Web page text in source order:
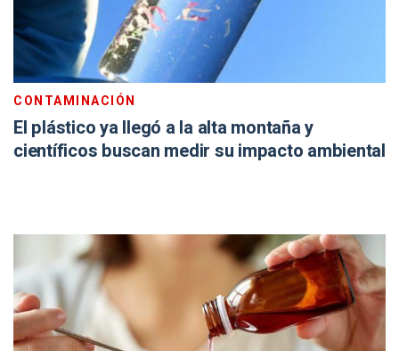
CONTAMINACIÓN
El plástico ya llegó a la alta montaña y
científicos buscan medir su impacto ambiental